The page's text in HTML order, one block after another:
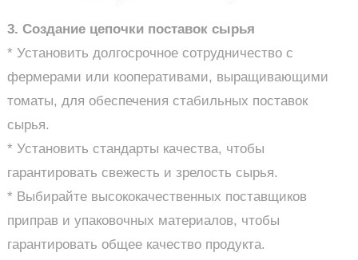
3. Создание цепочки поставок сырья
* Установить долгосрочное сотрудничество с
фермерами или кооперативами, выращивающими
томаты, для обеспечения стабильных поставок
сырья.
* Установить стандарты качества, чтобы
гарантировать свежесть и зрелость сырья.
* Выбирайте высококачественных поставщиков
приправ и упаковочных материалов, чтобы
гарантировать общее качество продукта.